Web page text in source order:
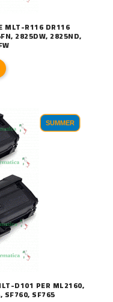
MLT-R116 DR116
2825DW, 2825ND,
SUMMER
D101 PER ML2160,
SF760, SF765